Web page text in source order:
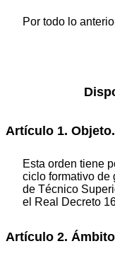
Por todo lo
Artículo 1. Objeto.
Esta orden tiene
ciclo formativo de
de Técnico
el Real Decreto
Artículo 2.